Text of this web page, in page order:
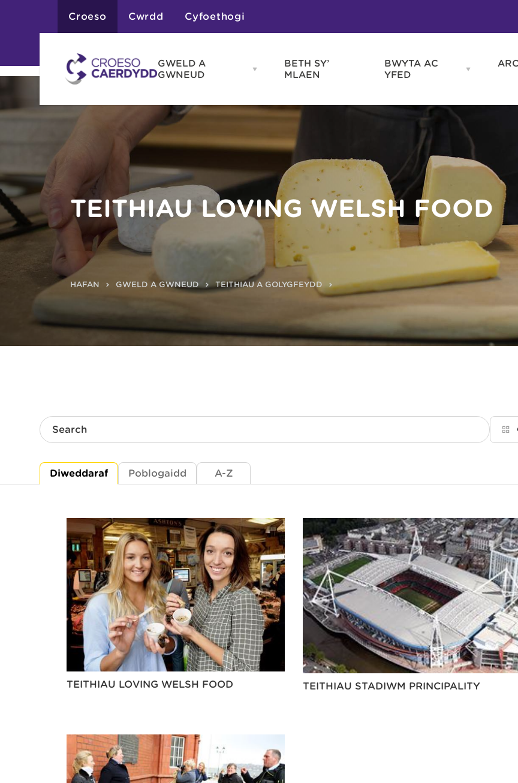
Croeso Cwrdd Cyfoethogi
GWELD A
GWNEUD
Open
GWNEUD
Atyniadau
Gweithgareddau
Adloniant
Chwaraeon
Teithiau a Golygfeydd
BETH SY’
MLAEN
BWYTA AC
YFED
Open
YFED
Blas ar Gymru
Bwytai
Tafarndai a Bariau
Caffis a Delis
TEITHIAU LOVING WELSH FOOD
HAFAN GWELD A GWNEUD TEITHIAU A GOLYGFEYDD
Search
Diweddaraf Poblogaidd A-Z
TEITHIAU LOVING WELSH FOOD TEITHIAU STADIWM PRINCIPALITY